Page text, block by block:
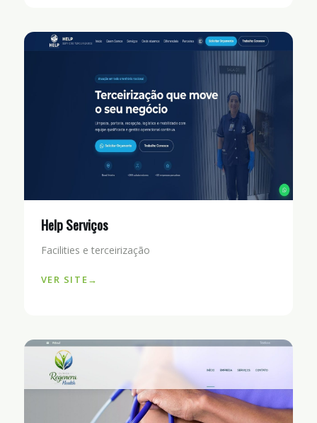
Help Serviços
Facilities e terceirização
VER SITE